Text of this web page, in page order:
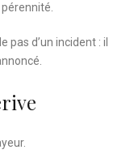
d’un incident : il